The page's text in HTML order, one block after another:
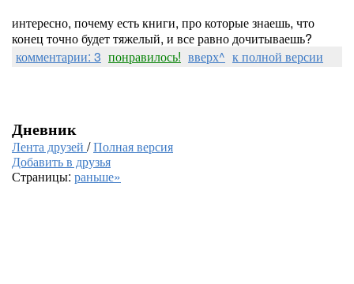
интересно, почему есть книги, про которые знаешь, что
конец точно будет тяжелый, и все равно дочитываешь?
комментарии: 3 понравилось! вверх^ к полной версии
Дневник
Лента друзей /Полная версия
Добавить в друзья
Страницы: раньше»